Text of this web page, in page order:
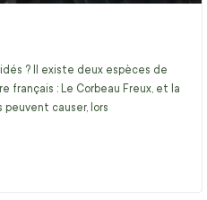
? Il existe deux espèces de
français : Le Corbeau Freux, et la
peuvent causer, lors